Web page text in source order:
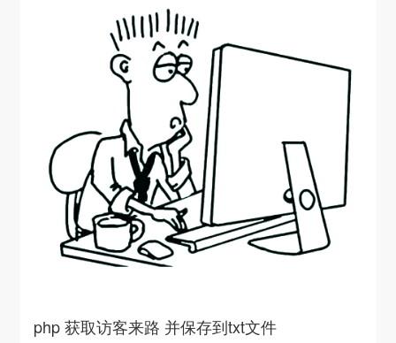
php 获取访客来路 并保存到txt文件